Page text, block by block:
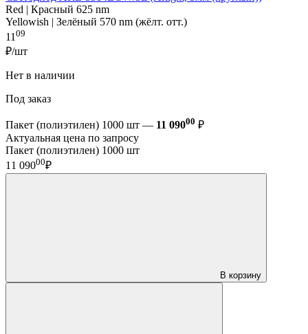
Red | Красный 625 nm
Yellowish | Зелёный 570 nm (жёлт. отт.)
11 09
₽/шт
Нет в наличии
Под заказ
Пакет (полиэтилен) 1000 шт — 11 09000 ₽
Актуальная цена по запросу
Пакет (полиэтилен) 1000 шт
11 09000₽
В корзину